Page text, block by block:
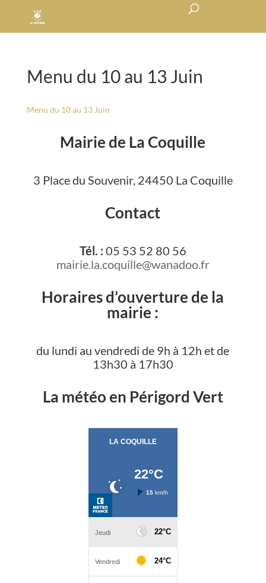
Menu du 10 au 13 Juin
Menu du 10 au 13 Juin
Mairie de La Coquille
3 Place du Souvenir, 24450 La Coquille
Contact
Tél. : 05 53 52 80 56
mairie.la.coquille@wanadoo.fr
Horaires d’ouverture de la
mairie :
du lundi au vendredi de 9h à 12h et de
13h30 à 17h30
La météo en Périgord Vert